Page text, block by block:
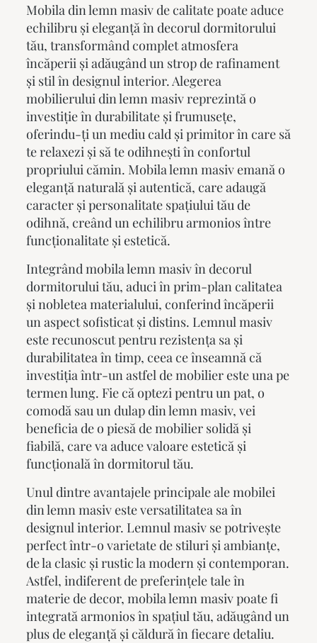
Mobila din lemn masiv de calitate poate aduce
echilibru și eleganță în decorul dormitorului
tău, transformând complet atmosfera
încăperii și adăugând un strop de rafinament
și stil în designul interior. Alegerea
mobilierului din lemn masiv reprezintă o
investiție în durabilitate și frumusețe,
oferindu-ți un mediu cald și primitor în care să
te relaxezi și să te odihnești în confortul
propriului cămin. Mobila lemn masivemană o
eleganță naturală și autentică, care adaugă
caracter și personalitate spațiului tău de
odihnă, creând un echilibru armonios între
funcționalitate și estetică.
Integrândmobila lemn masivîn decorul
dormitorului tău, aduci în prim-plan calitatea
și nobletea materialului, conferind încăperii
un aspect sofisticat și distins. Lemnul masiv
este recunoscut pentru rezistența sa și
durabilitatea în timp, ceea ce înseamnă că
investiția într-un astfel de mobilier este una pe
termen lung. Fie că optezi pentru un pat, o
comodă sau un dulap din lemn masiv, vei
beneficia de o piesă de mobilier solidă și
fiabilă, care va aduce valoare estetică și
funcțională în dormitorul tău.
Unul dintre avantajele principale ale mobilei
din lemn masiv este versatilitatea sa în
designul interior. Lemnul masiv se potrivește
perfect într-o varietate de stiluri și ambianțe,
de la clasic și rustic la modern și contemporan.
Astfel, indiferent de preferințele tale în
materie de decor, mobila lemn masivpoate fi
integrată armonios în spațiul tău, adăugând un
plus de eleganță și căldură în fiecare detaliu.